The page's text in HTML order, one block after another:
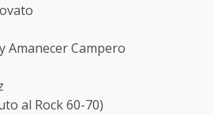
Amanecer Campero
al Rock 60-70)